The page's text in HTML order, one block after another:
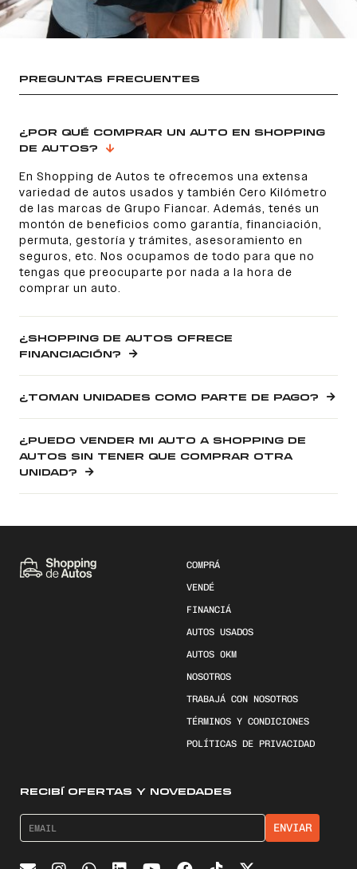
PREGUNTAS FRECUENTES
¿POR QUÉ COMPRAR UN AUTO EN SHOPPING
DE AUTOS?
En Shopping de Autos te ofrecemos una extensa
variedad de autos usados y también Cero Kilómetro
de las marcas de Grupo Fiancar. Además, tenés un
montón de beneficios como garantía, financiación,
permuta, gestoría y trámites, asesoramiento en
seguros, etc. Nos ocupamos de todo para que no
tengas que preocuparte por nada a la hora de
comprar un auto.
¿SHOPPING DE AUTOS OFRECE
FINANCIACIÓN?
¿TOMAN UNIDADES COMO PARTE DE PAGO?
¿PUEDO VENDER MI AUTO A SHOPPING DE
AUTOS SIN TENER QUE COMPRAR OTRA
UNIDAD?
COMPRÁ
VENDÉ
FINANCIÁ
AUTOS USADOS
AUTOS 0KM
NOSOTROS
TRABAJÁ CON NOSOTROS
TÉRMINOS Y CONDICIONES
POLÍTICAS DE PRIVACIDAD
RECIBÍ OFERTAS Y NOVEDADES